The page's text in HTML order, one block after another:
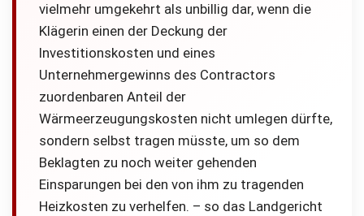
vielmehr umgekehrt als unbillig dar, wenn die
Klägerin einen der Deckung der
Investitionskosten und eines
Unternehmergewinns des Contractors
zuordenbaren Anteil der
Wärmeerzeugungskosten nicht umlegen dürfte,
sondern selbst tragen müsste, um so dem
Beklagten zu noch weiter gehenden
Einsparungen bei den von ihm zu tragenden
Heizkosten zu verhelfen. – so das Landgericht